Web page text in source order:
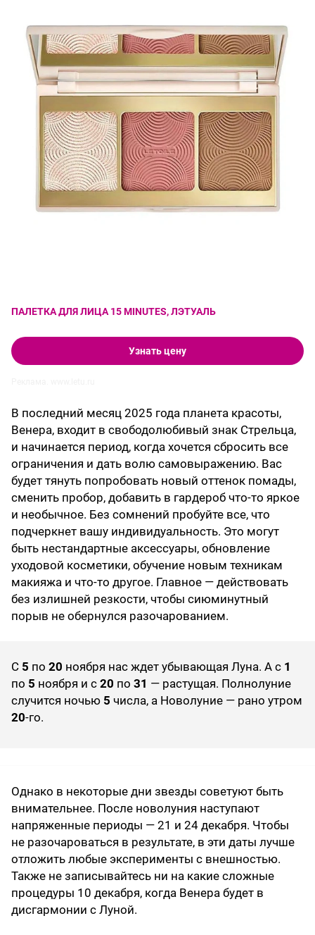
ПАЛЕТКА ДЛЯ ЛИЦА 15 MINUTES, ЛЭТУАЛЬ
Узнать цену
В последний месяц 2025 года планета красоты,
Венера, входит в свободолюбивый знак Стрельца,
и начинается период, когда хочется сбросить все
ограничения и дать волю самовыражению. Вас
будет тянуть попробовать новый оттенок помады,
сменить пробор, добавить в гардероб что-то яркое
и необычное. Без сомнений пробуйте все, что
подчеркнет вашу индивидуальность. Это могут
быть нестандартные аксессуары, обновление
уходовой косметики, обучение новым техникам
макияжа и что-то другое. Главное — действовать
без излишней резкости, чтобы сиюминутный
порыв не обернулся разочарованием.
С 5 по 20 ноября нас ждет убывающая Луна. А с 1
по 5 ноября и с 20 по 31 — растущая. Полнолуние
случится ночью 5 числа, а Новолуние — рано утром
20-го.
Однако в некоторые дни звезды советуют быть
внимательнее. После новолуния наступают
напряженные периоды — 21 и 24 декабря. Чтобы
не разочароваться в результате, в эти даты лучше
отложить любые эксперименты с внешностью.
Также не записывайтесь ни на какие сложные
процедуры 10 декабря, когда Венера будет в
дисгармонии с Луной.